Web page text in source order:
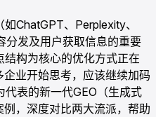
ChatGPT、Perplexity、
发及用户获取信息的重要
构为核心的优化方式正在
业开始思考，应该继续加码
表的新一代GEO（生成式
，深度对比两大流派，帮助